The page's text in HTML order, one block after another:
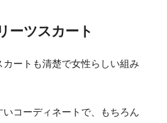
ーツスカート
ートも清楚で女性らしい組み
コーディネートで、もちろん